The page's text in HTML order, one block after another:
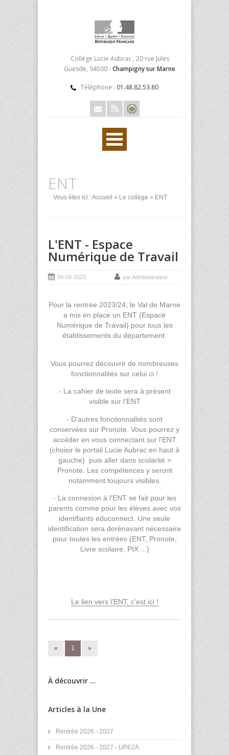
Collège Lucie Aubrac , 20 rue Jules
Guesde, 94500 -Champigny sur Marne
Téléphone : 01.48.82.53.80
ENT
Vous êtes ici :Accueil » Le collège » ENT
L'ENT - Espace
Numérique de Travail
04-09-2023 par Administrateur
Pour la rentrée 2023/24, le Val de Marne
a mis en place un ENT (Espace
Numérique de Travail) pour tous les
établissements du département.
Vous pourrez découvrir de nombreuses
fonctionnalités sur celui ci !
- La cahier de texte sera à présent
visible sur l'ENT
- D'autres fonctionnalités sont
conservées sur Pronote. Vous pourrez y
accéder en vous connectant sur l'ENT
(choisir le portail Lucie Aubrac en haut à
gauche) puis aller dans scolarité >
Pronote. Les compétences y seront
notamment toujours visibles.
- La connexion à l'ENT se fait pour les
parents comme pour les élèves avec vos
identifiants educonnect. Une seule
identification sera dorénavant nécessaire
pour toutes les entrées (ENT, Pronote,
Livre scolaire, PIX ...)
Le lien vers l'ENT, c'est ici !
« 1 »
À découvrir ...
Articles à la Une
Rentrée 2026 - 2027
Rentrée 2026 - 2027 - UPE2A